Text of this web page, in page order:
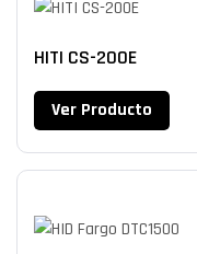
HITI CS-200E
Ver Producto